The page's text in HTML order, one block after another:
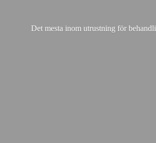
Det mesta inom utrustning för